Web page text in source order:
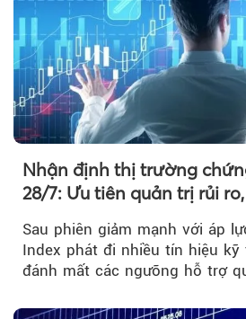
Nhận định thị trường
28/7: Ưu tiên quản trị rủi
Sau phiên giảm mạnh với áp
Index phát đi nhiều tín hiệu
đánh mất các ngưỡng hỗ trợ